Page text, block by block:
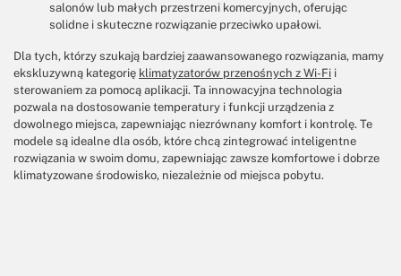
salonów lub małych przestrzeni komercyjnych, oferując
solidne i skuteczne rozwiązanie przeciwko upałowi.
Dla tych, którzy szukają bardziej zaawansowanego rozwiązania, mamy
ekskluzywną kategorię klimatyzatorów przenośnych z Wi-Fi i
sterowaniem za pomocą aplikacji. Ta innowacyjna technologia
pozwala na dostosowanie temperatury i funkcji urządzenia z
dowolnego miejsca, zapewniając niezrównany komfort i kontrolę. Te
modele są idealne dla osób, które chcą zintegrować inteligentne
rozwiązania w swoim domu, zapewniając zawsze komfortowe i dobrze
klimatyzowane środowisko, niezależnie od miejsca pobytu.